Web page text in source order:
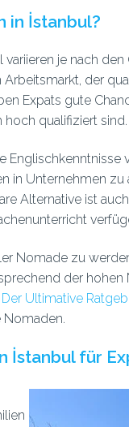
in İstanbul?
je nach den
der
Expats gute
qualifiziert sind.
Englischkenntnisse
in Unternehmen zu
Alternative ist
Nomade zu
der hohen
Der Ultimative
Nomaden.
İstanbul für